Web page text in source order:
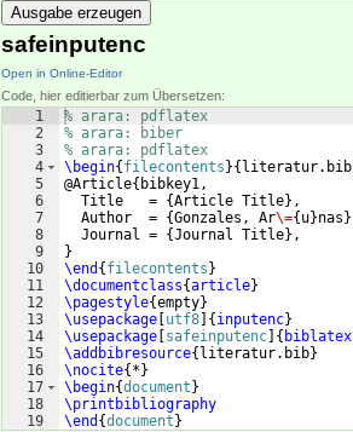
Ausgabe erzeugen
safeinputenc
Open in Online-Editor
Code, hier editierbar zum Übersetzen:
1
2
3
4
5
6
7
8
9
10
11
12
13
14
15
16
17
18
19
% arara: pdflatex
% arara: biber
% arara: pdflatex
\begin{ filecontents }{ literatur.bib
@Article{ bibkey1,
  Title   =
{Article Title} ,
  Author  =
{Gonzales, Ar\={ u}nas }
  Journal =
{Journal Title} ,
}
\end { filecontents }
\documentclass{article}
\pagestyle{empty}
\usepackage utf8 { inputenc}
\usepackage safeinputenc { biblatex
\addbibresource{ literatur.bib}
\nocite{ * }
\begin{document }
\printbibliography
\end {document }